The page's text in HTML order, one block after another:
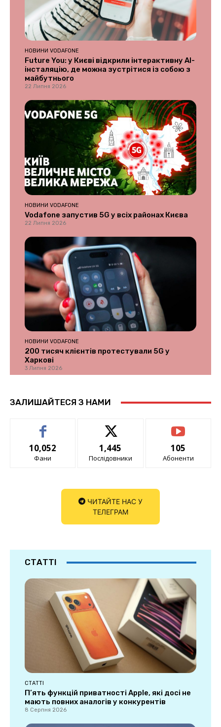
НОВИНИ VODAFONE
Future You: у Києві відкрили інтерактивну AI-
інсталяцію, де можна зустрітися із собою з
майбутнього
22 Липня 2026
НОВИНИ VODAFONE
Vodafone запустив 5G у всіх районах Києва
22 Липня 2026
НОВИНИ VODAFONE
200 тисяч клієнтів протестували 5G у
Харкові
3 Липня 2026
ЗАЛИШАЙТЕСЯ З НАМИ
10,052
Фани
1,445
Послідовники
105
Абоненти
ЧИТАЙТЕ НАС У
ТЕЛЕГРАМ
СТАТТІ
СТАТТІ
П’ять функцій приватності Apple, які досі не
мають повних аналогів у конкурентів
8 Серпня 2026